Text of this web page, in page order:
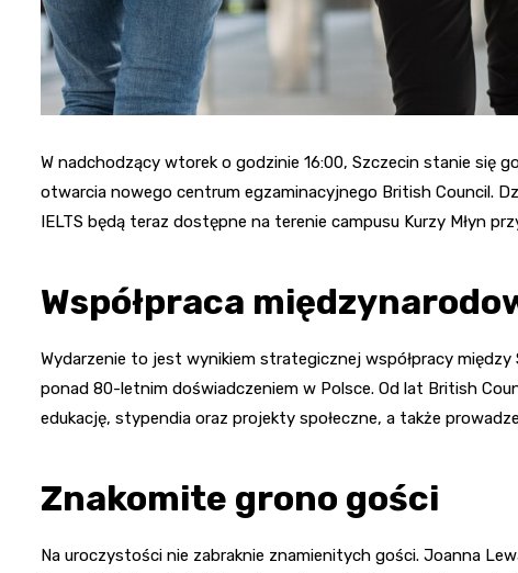
W nadchodzący wtorek o godzinie 16:00, Szczecin stanie się
otwarcia nowego centrum egzaminacyjnego British Council.
IELTS będą teraz dostępne na terenie campusu Kurzy Młyn
Współpraca
Wydarzenie to jest wynikiem strategicznej współpracy
ponad 80-letnim doświadczeniem w Polsce. Od lat British
edukację, stypendia oraz projekty społeczne, a także
Znakomite grono gości
Na uroczystości nie zabraknie znamienitych gości. Joanna